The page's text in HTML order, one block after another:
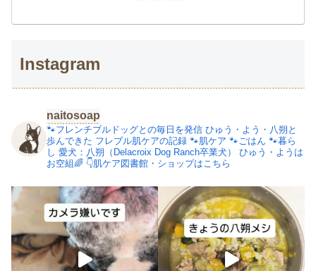
Instagram
naitosoap
🐾フレンチブルドッグとの毎日を発信 ひゅう・よう・八朔と
歩んできた フレブル肌ケアの記録 🐾肌ケア 🐾ごはん 🐾暮ら
し 愛犬：八朔（Delacroix Dog Ranch卒業犬）
ひゅう・ようは
お空組🌈 👇肌ケア図書館・ショップはこちら